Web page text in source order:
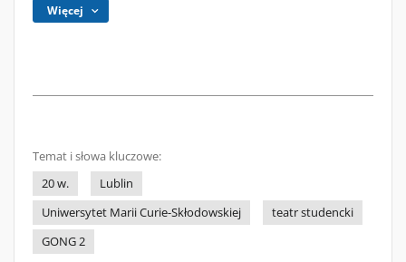
Więcej
Temat i słowa kluczowe:
20 w.
Lublin
Uniwersytet Marii Curie-Skłodowskiej
teatr studencki
GONG 2